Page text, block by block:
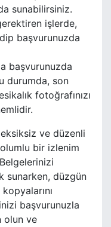
sunabilirsiniz.
işlerde,
başvurunuzda
başvurunuzda
durumda, son
fotoğrafınızı
ve düzenli
bir izlenim
sunarken, düzgün
başvurunuzla
olun ve